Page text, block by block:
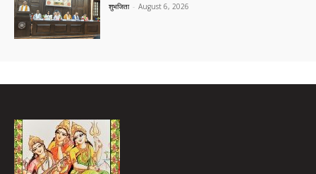
शुभजिता - August 6, 2026